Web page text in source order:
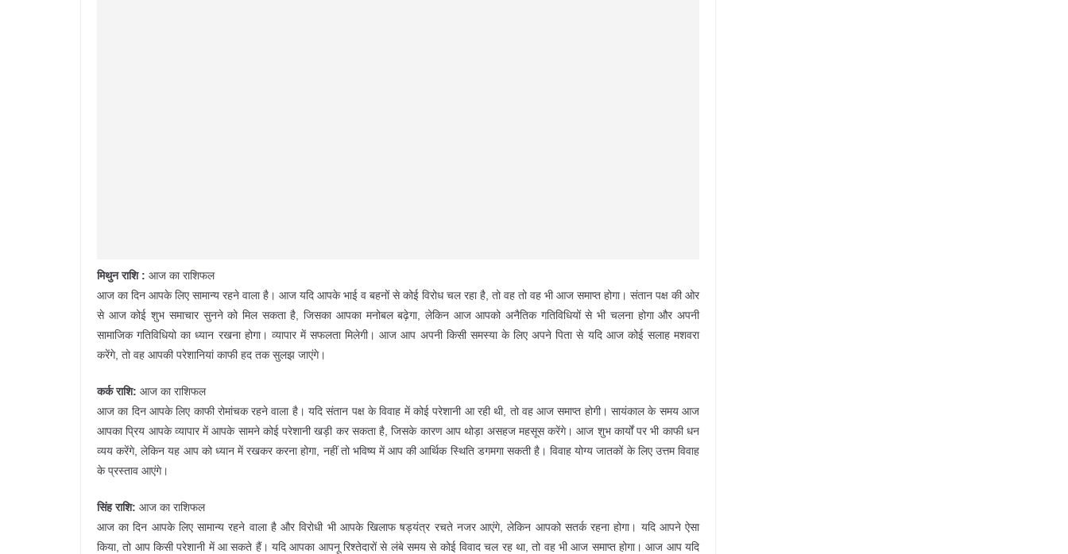
मिथुन राशि : आज का राशिफल
आज का दिन आपके लिए सामान्य रहने वाला है। आज यदि आपके भाई व बहनों से कोई विरोध चल रहा है, तो वह तो वह भी आज समाप्त होगा। संतान पक्ष की ओर
से आज कोई शुभ समाचार सुनने को मिल सकता है, जिसका आपका मनोबल बढ़ेगा, लेकिन आज आपको अनैतिक गतिविधियों से भी चलना होगा और अपनी
सामाजिक गतिविधियो का ध्यान रखना होगा। व्यापार में सफलता मिलेगी। आज आप अपनी किसी समस्या के लिए अपने पिता से यदि आज कोई सलाह मशवरा
करेंगे, तो वह आपकी परेशानियां काफी हद तक सुलझ जाएंगे।
कर्क राशि: आज का राशिफल
आज का दिन आपके लिए काफी रोमांचक रहने वाला है। यदि संतान पक्ष के विवाह में कोई परेशानी आ रही थी, तो वह आज समाप्त होगी। सायंकाल के समय आज
आपका प्रिय आपके व्यापार में आपके सामने कोई परेशानी खड़ी कर सकता है, जिसके कारण आप थोड़ा असहज महसूस करेंगे। आज शुभ कार्यों पर भी काफी धन
व्यय करेंगे, लेकिन यह आप को ध्यान में रखकर करना होगा, नहीं तो भविष्य में आप की आर्थिक स्थिति डगमगा सकती है। विवाह योग्य जातकों के लिए उत्तम विवाह
के प्रस्ताव आएंगे।
सिंह राशि: आज का राशिफल
आज का दिन आपके लिए सामान्य रहने वाला है और विरोधी भी आपके खिलाफ षड्यंत्र रचते नजर आएंगे, लेकिन आपको सतर्क रहना होगा। यदि आपने ऐसा
किया, तो आप किसी परेशानी में आ सकते हैं। यदि आपका आपनू रिश्तेदारों से लंबे समय से कोई विवाद चल रह था, तो वह भी आज समाप्त होगा। आज आप यदि